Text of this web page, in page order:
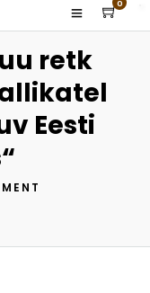
0
retk
Eesti